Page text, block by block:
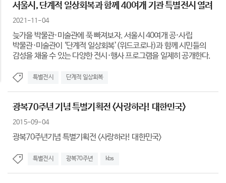
서울시, 단계적 일상회복과 함께 40여개 기관 특별전시 열려
2021-11-04
늦가을 박물관·미술관에 푹 빠져보자. 서울시 40여개 공·사립
박물관·미술관이 ‘단계적 일상회복’(위드코로나)과 함께 시민들의
감성을 채울 수 있는 다양한 전시·행사 프로그램을 일제히 공개한다.
특별전시 단계적 일상회복
광복70주년 기념 특별기획전 <사랑하라! 대한민국>
2015-09-04
광복70주년기념 특별기획전 <사랑하라! 대한민국>
특별전시 광복70주년 kbs